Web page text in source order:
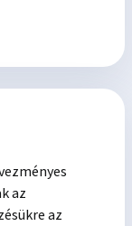
az
az